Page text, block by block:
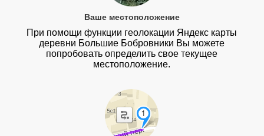
Ваше местоположение
При помощи функции геолокации Яндекс карты
деревни Большие Бобровники Вы можете
попробовать определить свое текущее
местоположение.